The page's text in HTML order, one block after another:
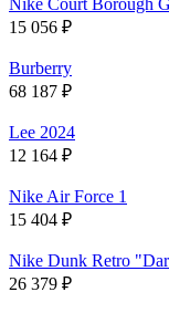
15 056 ₽
Burberry
68 187 ₽
Lee 2024
12 164 ₽
Nike Air Force 1
15 404 ₽
Nike Dunk Retro
26 379 ₽